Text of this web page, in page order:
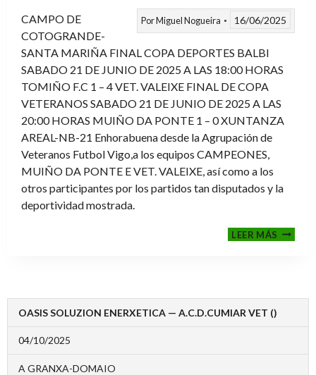
PorMiguel Nogueira 16/06/2025
CAMPO DE
COTOGRANDE-
SANTA MARIÑA FINAL COPA DEPORTES BALBI
SABADO 21 DE JUNIO DE 2025 A LAS 18:00 HORAS
TOMIÑO F.C 1 – 4 VET. VALEIXE FINAL DE COPA
VETERANOS SABADO 21 DE JUNIO DE 2025 A LAS
20:00 HORAS MUIÑO DA PONTE 1 – 0 XUNTANZA
AREAL-NB-21 Enhorabuena desde la Agrupación de
Veteranos Futbol Vigo,a los equipos CAMPEONES,
MUIÑO DA PONTE E VET. VALEIXE, así como a los
otros participantes por los partidos tan disputados y la
deportividad mostrada.
LEER MÁS
2024-
OASIS SOLUZION ENERXETICA — A.C.D.CUMIAR VET ()
04/10/2025
A GRANXA-DOMAIO